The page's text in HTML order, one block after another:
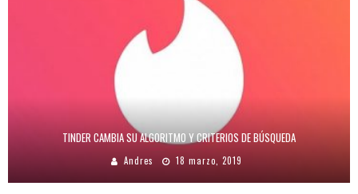
TINDER CAMBIA SU ALGORITMO Y CRITERIOS DE BÚSQUEDA
Andres 18 marzo, 2019